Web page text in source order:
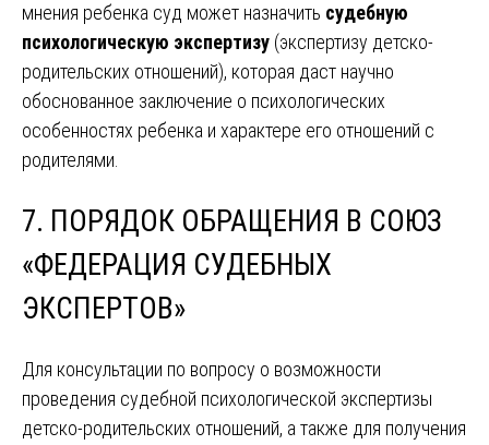
мнения ребенка суд может назначить судебную
психологическую экспертизу (экспертизу детско-
родительских отношений), которая даст научно
обоснованное заключение о психологических
особенностях ребенка и характере его отношений с
родителями.
7. ПОРЯДОК ОБРАЩЕНИЯ В СОЮЗ
«ФЕДЕРАЦИЯ СУДЕБНЫХ
ЭКСПЕРТОВ»
Для консультации по вопросу о возможности
проведения судебной психологической экспертизы
детско-родительских отношений, а также для получения